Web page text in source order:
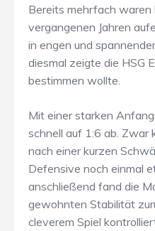
Bereits mehrfach waren
vergangenen Jahren
in engen und
diesmal zeigte die HSG
bestimmen wollte.
Mit einer starken
schnell auf 1:6 ab. Zwar
nach einer kurzen
Defensive noch einmal
anschließend fand die
gewohnten Stabilität
cleverem Spiel